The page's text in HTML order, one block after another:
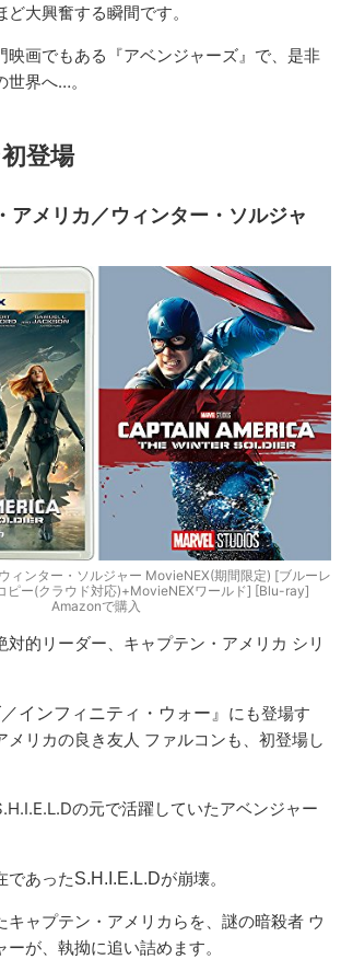
大興奮する瞬間です。
映画でもある『アベンジャーズ』で、是非
世界へ…。
登場
アメリカ／ウィンター・ソルジャ
ィンター・ソルジャー MovieNEX(期間限定) [ブルーレ
ピー(クラウド対応)+MovieNEXワールド] [Blu-ray]
Amazonで購入
対的リーダー、キャプテン・アメリカ シリ
インフィニティ・ウォー』 にも登場す
メリカの良き友人 ファルコンも、初登場し
の元で活躍していたアベンジャー
であったS.H.I.E.L.Dが崩壊。
キャプテン・アメリカらを、謎の暗殺者 ウ
が、執拗に追い詰めます。